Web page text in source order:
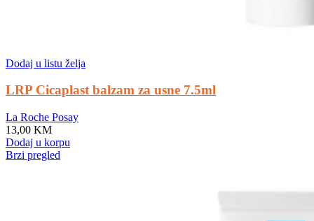
Dodaj u listu želja
LRP Cicaplast balzam za usne 7.5ml
La Roche Posay
13,00 KM
Dodaj u korpu
Brzi pregled